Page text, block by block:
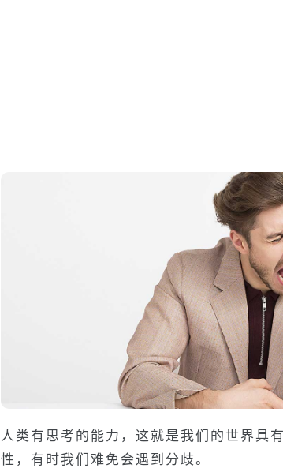
人类有思考的能力，这就是我们的世界具
性，有时我们难免会遇到分歧。